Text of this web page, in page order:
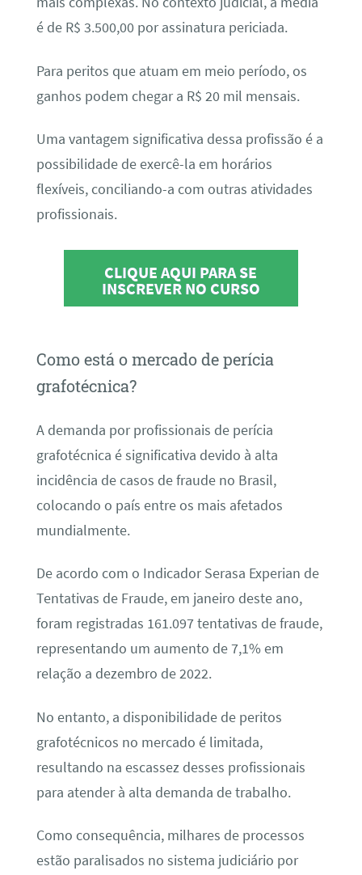
é de R$ 3.500,00 por assinatura periciada.
Para peritos que atuam em meio período, os
ganhos podem chegar a R$ 20 mil mensais.
Uma vantagem significativa dessa profissão é a
possibilidade de exercê-la em horários
flexíveis, conciliando-a com outras atividades
profissionais.
CLIQUE AQUI PARA SE
INSCREVER NO CURSO
Como está o mercado de perícia
grafotécnica?
A demanda por profissionais de perícia
grafotécnica é significativa devido à alta
incidência de casos de fraude no Brasil,
colocando o país entre os mais afetados
mundialmente.
De acordo com o Indicador Serasa Experian de
Tentativas de Fraude, em janeiro deste ano,
foram registradas 161.097 tentativas de fraude,
representando um aumento de 7,1% em
relação a dezembro de 2022.
No entanto, a disponibilidade de peritos
grafotécnicos no mercado é limitada,
resultando na escassez desses profissionais
para atender à alta demanda de trabalho.
Como consequência, milhares de processos
estão paralisados no sistema judiciário por